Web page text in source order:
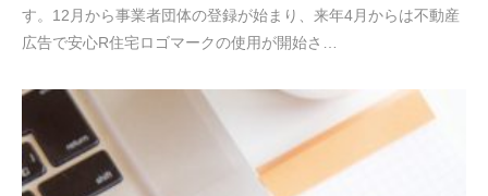
す。12月から事業者団体の登録が始まり、来年4月からは不動産
広告で安心R住宅ロゴマークの使用が開始さ…